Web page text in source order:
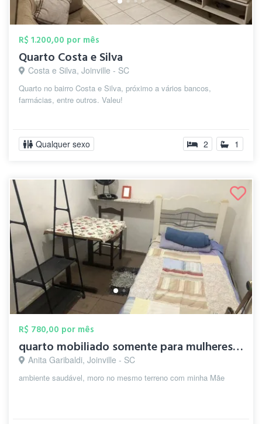
R$ 1.200,00 por mês
Quarto Costa e Silva
Costa e Silva, Joinville - SC
Quarto no bairro Costa e Silva, próximo a vários bancos,
farmácias, entre outros. Valeu!
Qualquer sexo 2 1
R$ 780,00 por mês
quarto mobiliado somente para mulheres, ...
Anita Garibaldi, Joinville - SC
ambiente saudável, moro no mesmo terreno com minha Mãe